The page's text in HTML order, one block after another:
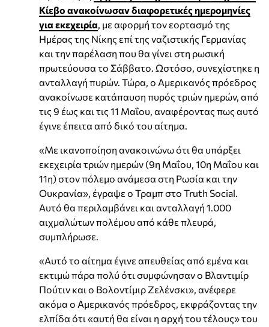
Κίεβο ανακοίνωσαν διαφορετικές ημερομηνίες
για εκεχειρία , με αφορμή τον εορτασμό της
Ημέρας της Νίκης επί της ναζιστικής Γερμανίας
και την παρέλαση που θα γίνει στη ρωσική
πρωτεύουσα το Σάββατο. Ωστόσο, συνεχίστηκε η
ανταλλαγή πυρών. Τώρα, ο Αμερικανός πρόεδρος
ανακοίνωσε κατάπαυση πυρός τριών ημερών, από
τις 9 έως και τις 11 Μαΐου, αναφέροντας πως αυτό
έγινε έπειτα από δικό του αίτημα.
«Με ικανοποίηση ανακοινώνω ότι θα υπάρξει
εκεχειρία τριών ημερών (9η Μαΐου, 10η Μαΐου και
11η) στον πόλεμο ανάμεσα στη Ρωσία και την
Ουκρανία», έγραψε o Τραμπ στο Truth Social.
Αυτό θα περιλαμβάνει και ανταλλαγή 1.000
αιχμαλώτων πολέμου από κάθε πλευρά,
συμπλήρωσε.
«Αυτό το αίτημα έγινε απευθείας από εμένα και
εκτιμώ πάρα πολύ ότι συμφώνησαν ο Βλαντιμίρ
Πούτιν και ο Βολοντίμιρ Ζελένσκι», ανέφερε
ακόμα ο Αμερικανός πρόεδρος, εκφράζοντας την
ελπίδα ότι «αυτή θα είναι η αρχή του τέλους» του